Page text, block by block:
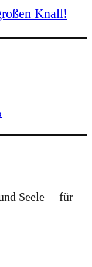
Knall!
Seele – für